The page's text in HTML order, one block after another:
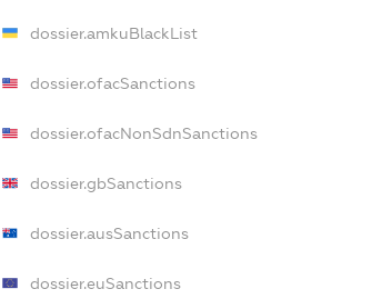
dossier.amkuBlackList
dossier.ofacSanctions
dossier.ofacNonSdnSanctions
dossier.gbSanctions
dossier.ausSanctions
dossier.euSanctions